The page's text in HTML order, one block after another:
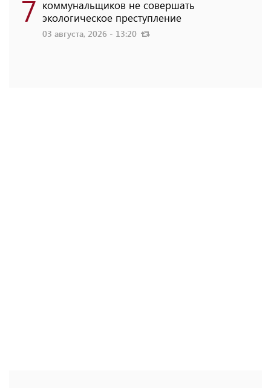
7 коммунальщиков не совершать
экологическое преступление
03 августа, 2026 - 13:20